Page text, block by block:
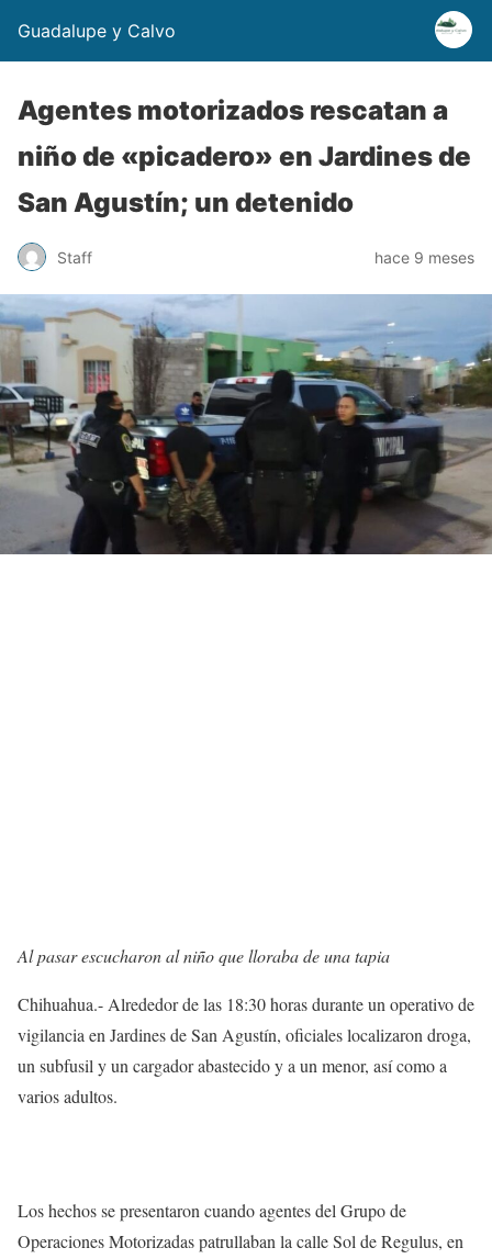
Guadalupe y Calvo
Agentes motorizados rescatan a
niño de «picadero» en Jardines de
San Agustín; un detenido
Staff hace 9 meses
Al pasar escucharon al niño que lloraba de una tapia
Chihuahua.- Alrededor de las 18:30 horas durante un operativo de
vigilancia en Jardines de San Agustín, oficiales localizaron droga,
un subfusil y un cargador abastecido y a un menor, así como a
varios adultos.
Los hechos se presentaron cuando agentes del Grupo de
Operaciones Motorizadas patrullaban la calle Sol de Regulus, en